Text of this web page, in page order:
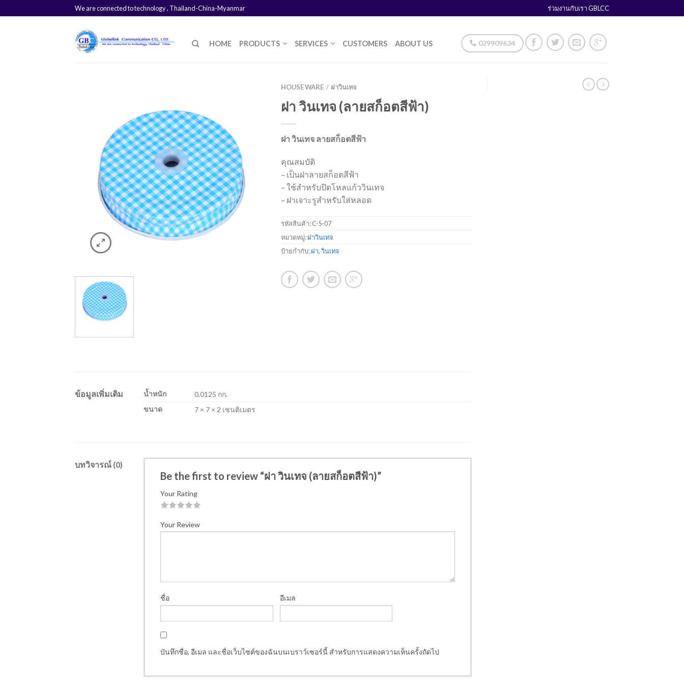
We are connected to technology , Thailand-China-Myanmar ร่วมงานกับเรา GBLCC
HOME PRODUCTS SERVICES CUSTOMERS ABOUT US 029909634
HOUSE WARE / ฝาวินเทจ
ฝา วินเทจ (ลายสก็อตสีฟ้า)
ฝา วินเทจ ลายสก็อตสีฟ้า
คุณสมบัติ
– เป็นฝาลายสก็อตสีฟ้า
– ใช้สำหรับปิดโหลแก้ววินเทจ
– ฝาเจาะรูสำหรับใส่หลอด
รหัสสินค้า:C-S-07
หมวดหมู่:ฝาวินเทจ
ป้ายกำกับ:ฝา,วินเทจ
ข้อมูลเพิ่มเติม น้ำหนัก
0.0125 กก.
ขนาด
7 × 7 × 2 เซนติเมตร
บทวิจารณ์ (0)
Be the first to review “ฝา วินเทจ (ลายสก็อตสีฟ้า)”
Your Rating
Your Review
ชื่อ อีเมล
บันทึกชื่อ, อีเมล และชื่อเว็บไซต์ของฉันบนเบราว์เซอร์นี้ สำหรับการแสดงความเห็นครั้งถัดไป